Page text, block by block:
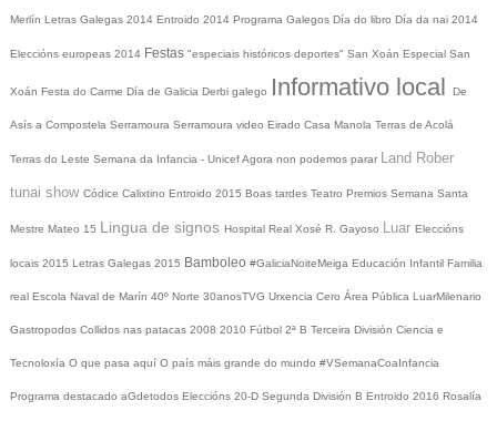
Merlín Letras Galegas 2014 Entroido 2014 Programa Galegos Día do libro Día da nai 2014
Eleccións europeas 2014 Festas "especiais históricos deportes" San Xoán Especial San
Xoán Festa do Carme Día de Galicia Derbi galego Informativo local De
Asís a Compostela Serramoura Serramoura video Eirado Casa Manola Terras de Acolá
Terras do Leste Semana da Infancia - UnicefAgora non podemos parar Land Rober
tunai show Códice Calixtino Entroido 2015 Boas tardes Teatro Premios Semana Santa
Mestre Mateo 15 Lingua de signos Hospital Real Xosé R. Gayoso Luar Eleccións
locais 2015 Letras Galegas 2015 Bamboleo #GaliciaNoiteMeiga Educación Infantil Familia
real Escola Naval de Marín 40º Norte 30anosTVG Urxencia Cero Área Pública LuarMilenario
Gastropodos Collidos nas patacas 2008 2010 Fútbol 2ª B Terceira División Ciencia e
Tecnoloxía O que pasa aquí O país máis grande do mundo #VSemanaCoaInfancia
Programa destacado aGdetodos Eleccións 20-D Segunda División B Entroido 2016 Rosalía